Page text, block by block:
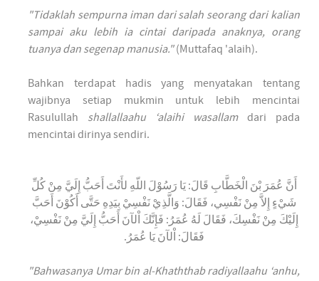
"Tidaklah sempurna iman dari salah seorang dari kalian
sampai aku lebih ia cintai daripada anaknya, orang
tuanya dan segenap manusia."(Muttafaq 'alaih).
Bahkan terdapat hadis yang menyatakan tentang
wajibnya setiap mukmin untuk lebih mencintai
Rasulullah shallallaahu ‘alaihi wasallamdari pada
mencintai dirinya sendiri.
أَنَّ عُمَرَ بْنَ الْخَطَّابِ قَالَ: يَا رَسُوْلَ اللّهِ لأَنْتَ أَحَبُّ إِلَيَّ مِنْ كُلِّ
شَيْءٍ إِلاَّ مِنْ نَفْسِي، فَقَالَ: وَالَّذِيْ نَفْسِيْ بِيَدِهِ حَتَّى أَكُوْنَ أَحَبَّ
إِلَيْكَ مِنْ نَفْسِكَ، فَقَالَ لَهُ عُمَرُ: فَإِنَّكَ اْلآنَ أَحَبُّ إِلَيَّ مِنْ نَفْسِيْ،
فَقَالَ: اْلآنَ يَا عُمَرُ.
"Bahwasanya Umar bin al-Khaththab radiyallaahu ‘anhu,